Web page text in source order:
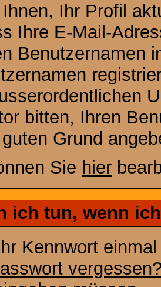
Ihr Profil
Ihre E-Mail-
Benutzernamen
bitten, Ihren
Grund
Sie hier
ich tun, wenn
Kennwort